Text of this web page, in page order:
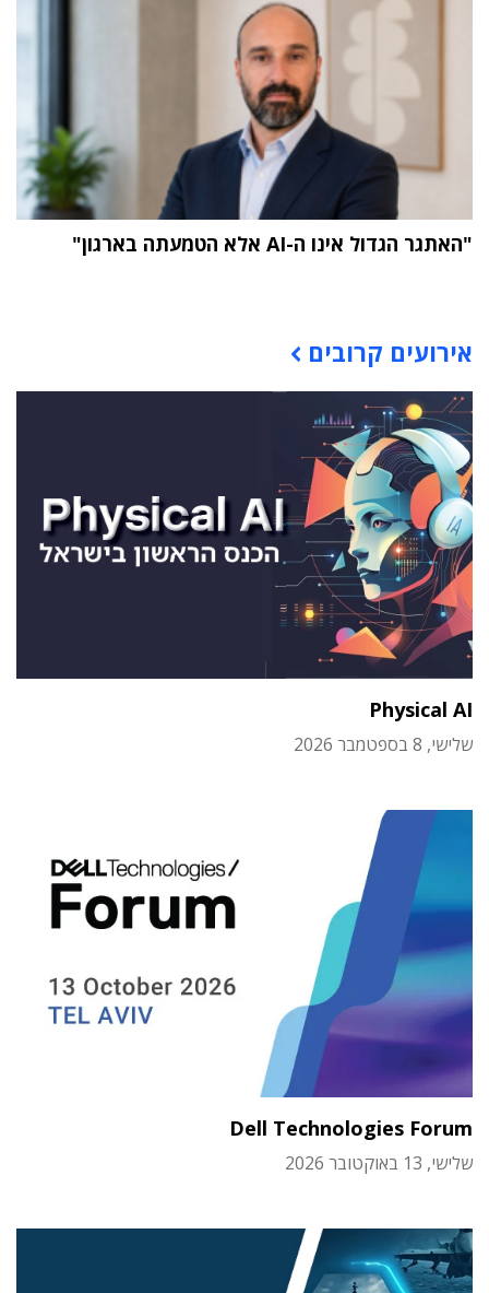
"האתגר הגדול אינו ה-AI אלא הטמעתה בארגון"
אירועים קרובים
Physical AI
שלישי, 8 בספטמבר 2026
Dell Technologies Forum
שלישי, 13 באוקטובר 2026